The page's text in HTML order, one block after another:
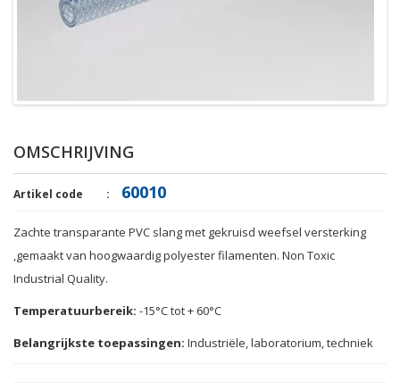
OMSCHRIJVING
Artikel code 60010
Zachte transparante PVC slang met gekruisd weefsel versterking
,gemaakt van hoogwaardigpolyesterfilamenten. Non Toxic
Industrial Quality.
Temperatuurbereik: -15°Ctot + 60°C
Belangrijkste toepassingen: Industriële,laboratorium, techniek